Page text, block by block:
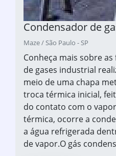
Condensador de
Maze / São Paulo - SP
Conheça mais sobre
de gases industrial
meio de uma chapa
troca térmica inicial,
do contato com o
térmica, ocorre a
a água refrigerada
de vapor.O gás